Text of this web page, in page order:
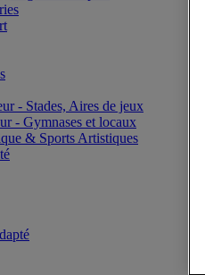
- Stades, Aires de jeux
- Gymnases et locaux
& Sports Artistiques